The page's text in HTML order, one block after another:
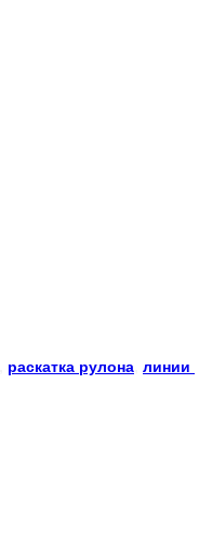
раскатка рулона линии